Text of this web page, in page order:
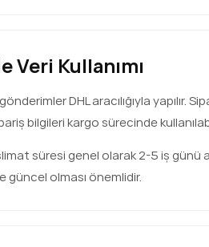
Kullanımı
DHL aracılığıyla yapılır.
bilgileri kargo sürecinde
süresi genel olarak 2-5 iş günü
güncel olması önemlidir.